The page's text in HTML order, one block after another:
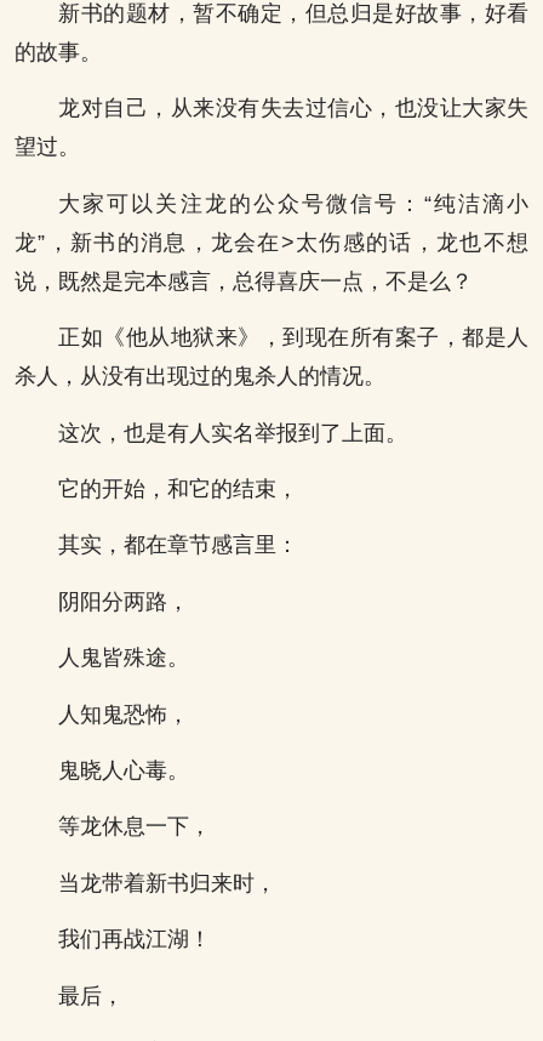
新书的题材，暂不确定，但总归是好故事，好看
的故事。
龙对自己，从来没有失去过信心，也没让大家失
望过。
大家可以关注龙的公众号微信号：“纯洁滴小
龙”，新书的消息，龙会在>太伤感的话，龙也不想
说，既然是完本感言，总得喜庆一点，不是么？
正如《他从地狱来》，到现在所有案子，都是人
杀人，从没有出现过的鬼杀人的情况。
这次，也是有人实名举报到了上面。
它的开始，和它的结束，
其实，都在章节感言里：
阴阳分两路，
人鬼皆殊途。
人知鬼恐怖，
鬼晓人心毒。
等龙休息一下，
当龙带着新书归来时，
我们再战江湖！
最后，